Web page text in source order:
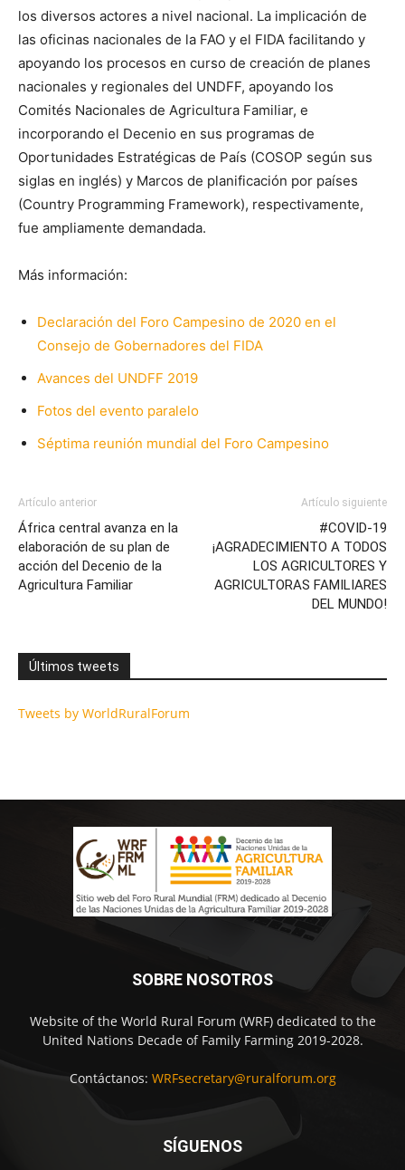
los diversos actores a nivel nacional. La implicación de
las oficinas nacionales de la FAO y el FIDA facilitando y
apoyando los procesos en curso de creación de planes
nacionales y regionales del UNDFF, apoyando los
Comités Nacionales de Agricultura Familiar, e
incorporando el Decenio en sus programas de
Oportunidades Estratégicas de País (COSOP según sus
siglas en inglés) y Marcos de planificación por países
(Country Programming Framework), respectivamente,
fue ampliamente demandada.
Más información:
Declaración del Foro Campesino de 2020 en el
Consejo de Gobernadores del FIDA
Avances del UNDFF 2019
Fotos del evento paralelo
Séptima reunión mundial del Foro Campesino
Artículo anterior
África central avanza en la
elaboración de su plan de
acción del Decenio de la
Agricultura Familiar
Artículo siguiente
#COVID-19
¡AGRADECIMIENTO A TODOS
LOS AGRICULTORES Y
AGRICULTORAS FAMILIARES
DEL MUNDO!
Últimos tweets
Tweets by WorldRuralForum
SOBRE NOSOTROS
Website of the World Rural Forum (WRF) dedicated to the
United Nations Decade of Family Farming 2019-2028.
Contáctanos: WRFsecretary@ruralforum.org
SÍGUENOS